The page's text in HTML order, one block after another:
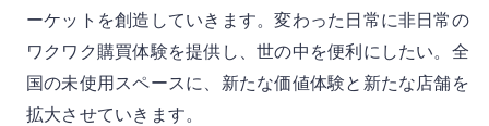
ーケットを創造していきます。変わった日常に非日常の
ワクワク購買体験を提供し、世の中を便利にしたい。全
国の未使用スペースに、新たな価値体験と新たな店舗を
拡大させていきます。